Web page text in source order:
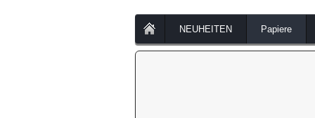
NEUHEITEN Papiere